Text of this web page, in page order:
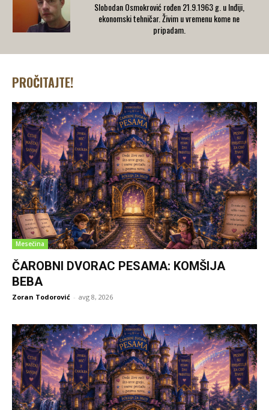
Slobodan Osmokrović rođen 21.9.1963 g. u Inđiji,
ekonomski tehničar. Živim u vremenu kome ne
pripadam.
PROČITAJTE!
Mesečina
ČAROBNI DVORAC PESAMA: KOMŠIJA
BEBA
Zoran Todorović - avg 8, 2026